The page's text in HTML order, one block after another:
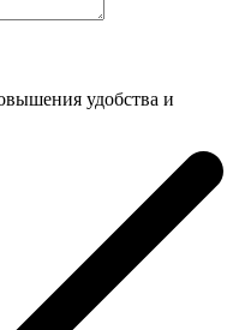
удобства и